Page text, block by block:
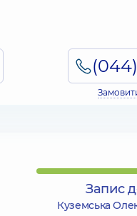
Запис
Куземська